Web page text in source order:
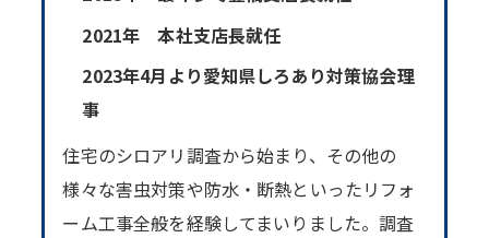
2021年 本社支店長就任
2023年4月より愛知県しろあり対策協会理
事
住宅のシロアリ調査から始まり、その他の
様々な害虫対策や防水・断熱といったリフォ
ーム工事全般を経験してまいりました。調査